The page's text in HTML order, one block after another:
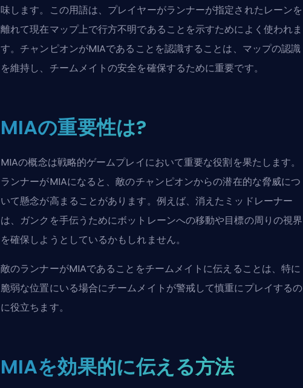
味します。この用語は、プレイヤーがランナーが指定されたレーンを
離れて現在マップ上で行方不明であることを示すためによく使われま
す。チャンピオンがMIAであることを認識することは、マップの認識
を維持し、チームメイトの安全を確保するために重要です。
MIAの重要性は?
MIAの概念は戦略的ゲームプレイにおいて重要な役割を果たします。
ランナーがMIAになると、敵のチャンピオンからの潜在的な脅威につ
いて懸念が高まることがあります。例えば、消えた ミッドレーナー
は、ガンクを手伝うためにボットレーンへの移動や目標の周りの視界
を確保しようとしているかもしれません。
敵のランナーがMIAであることをチームメイトに伝えることは、特に
脆弱な位置にいる場合にチームメイトが警戒して慎重にプレイするの
に役立ちます。
MIAを効果的に伝える方法